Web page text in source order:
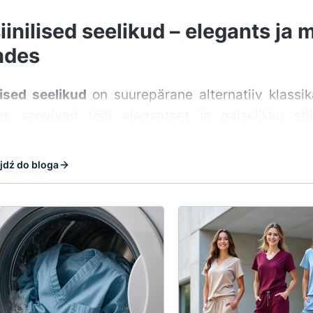
seelikud – elegants ja
seelikud on suurepärane alternatiiv
ning meditsiinikabinetide ja ilusalongide
on saadaval klassikalistes, kitsastes,
vöölle – kummist, sidumisega või
on ideaalne lahendus naistele, kes otsivad
ja mugavad meditsiinilised kangad
do bloga